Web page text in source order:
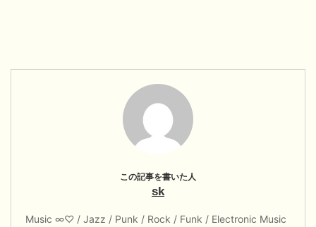
sk
Music ∞♡ / Jazz / Punk / Rock / Funk / Electronic Music